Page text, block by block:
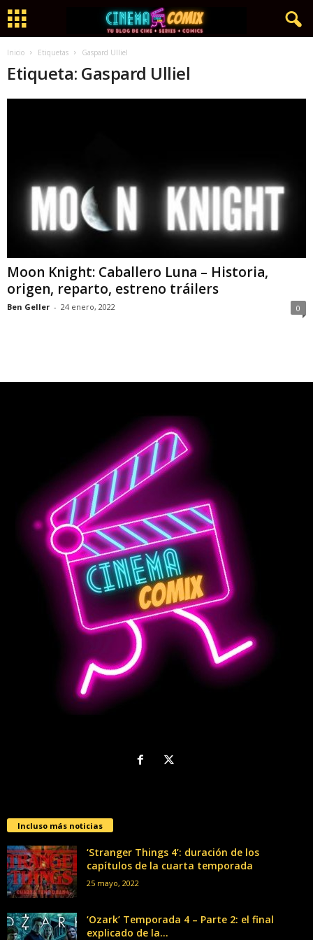
Inicio Etiquetas Gaspard Ulliel
Etiqueta: Gaspard Ulliel
Moon Knight: Caballero Luna – Historia,
origen, reparto, estreno tráilers
Ben Geller - 24 enero, 2022 0
Incluso más noticias
‘Stranger Things 4’: duración de los
capítulos de la cuarta temporada
25 mayo, 2022
‘Ozark’ Temporada 4 – Parte 2: el final
explicado de la...